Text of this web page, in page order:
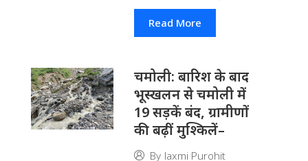
Read More
चमोली: बारिश के बाद
भूस्खलन से चमोली में
19 सड़कें बंद, ग्रामीणों
की बढ़ीं मुश्किलें–
By laxmi Purohit